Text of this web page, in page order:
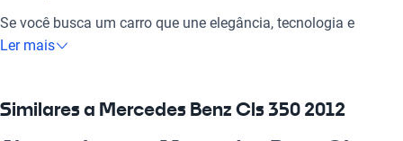
Se você busca um carro que une elegância, tecnologia e
desempenho, o Mercedes Benz Cls 350 2012 é a sua melhor
seja para o dia a dia ou uma viagem especial. Adequado para o
trabalho, momentos em família ou um rolê com os amigos, o
Ler mais
Similares a Mercedes Benz Cls 350 2012